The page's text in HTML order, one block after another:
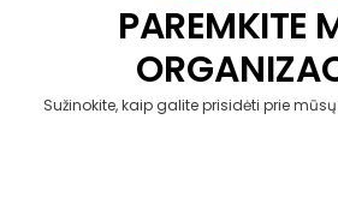
PAREMKITE
Sužinokite, kaip galite prisidėti prie